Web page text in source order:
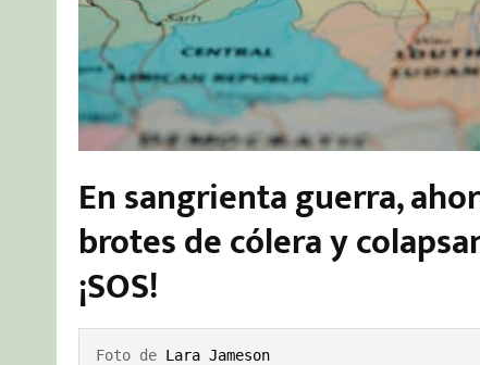
En sangrienta guerra,
brotes de cólera y
¡SOS!
Foto de Lara Jameson